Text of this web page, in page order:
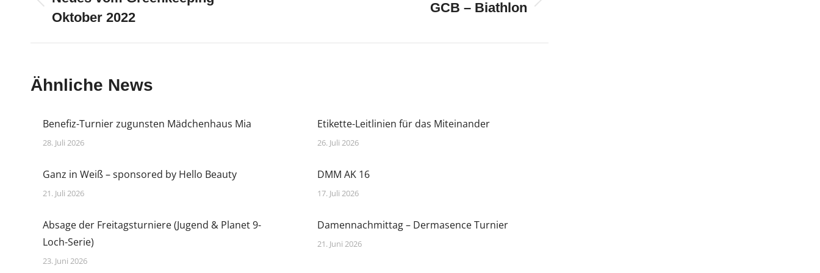
Vorheriger
Beitrag:
Oktober 2022
GCB – Biathlon
Ähnliche News
Benefiz-Turnier zugunsten Mädchenhaus Mia
28. Juli 2026
Etikette-Leitlinien für das Miteinander
26. Juli 2026
Ganz in Weiß – sponsored by Hello Beauty
21. Juli 2026
DMM AK 16
17. Juli 2026
Absage der Freitagsturniere (Jugend & Planet 9-
Loch-Serie)
23. Juni 2026
Damennachmittag – Dermasence Turnier
21. Juni 2026